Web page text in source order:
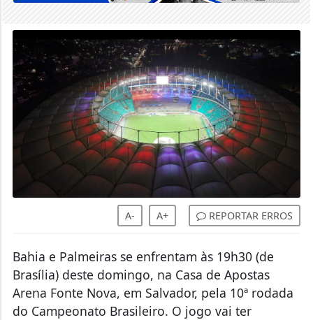
A- A+ REPORTAR ERROS
Bahia e Palmeiras se enfrentam às 19h30 (de
Brasília) deste domingo, na Casa de Apostas
Arena Fonte Nova, em Salvador, pela 10ª rodada
do Campeonato Brasileiro. O jogo vai ter